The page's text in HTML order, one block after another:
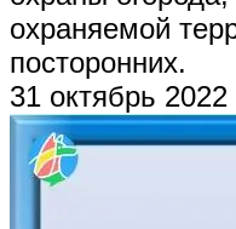
охраняемой
посторонних.
31 октябрь 2022